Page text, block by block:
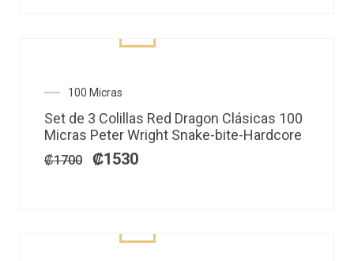
100 Micras
Set de 3 Colillas Red Dragon Clásicas 100
Micras Peter Wright Snake-bite-Hardcore
₡1700
El
precio
original
era:
₡1700.
₡1530
precio
actual
es:
₡1530.